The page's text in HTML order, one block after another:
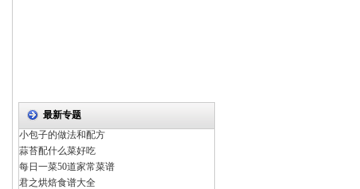
最新专题
小包子的做法和配方
蒜苔配什么菜好吃
每日一菜50道家常菜谱
君之烘焙食谱大全